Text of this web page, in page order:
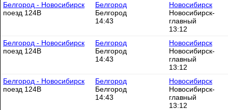
Белгород - Новосибирск
поезд 124В
Белгород
Белгород
14:43
Новосибирск
Новосибирск-
главный
13:12
Белгород - Новосибирск
поезд 124В
Белгород
Белгород
14:43
Новосибирск
Новосибирск-
главный
13:12
Белгород - Новосибирск
поезд 124В
Белгород
Белгород
14:43
Новосибирск
Новосибирск-
главный
13:12